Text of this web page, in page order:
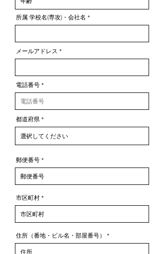
所属 学校名(専攻)・会社名
メールアドレス
電話番号
都道府県
郵便番号
市区町村
住所（番地・ビル名・部屋番号）